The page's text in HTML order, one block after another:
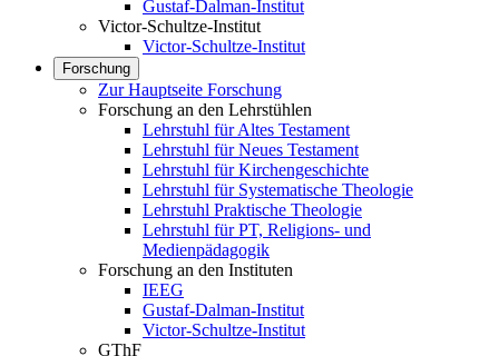
Gustaf-Dalman-Institut
Victor-Schultze-Institut
Victor-Schultze-Institut
Forschung
Zur Hauptseite Forschung
Forschung an den Lehrstühlen
Lehrstuhl für Altes Testament
Lehrstuhl für Neues Testament
Lehrstuhl für Kirchengeschichte
Lehrstuhl für Systematische Theologie
Lehrstuhl Praktische Theologie
Lehrstuhl für PT, Religions- und
Medienpädagogik
Forschung an den Instituten
IEEG
Gustaf-Dalman-Institut
Victor-Schultze-Institut
GThF